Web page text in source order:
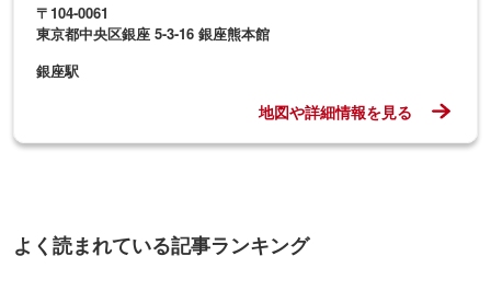
〒104-0061
東京都中央区銀座 5-3-16 銀座熊本館
銀座駅
地図や詳細情報を見る
よく読まれている記事ランキング